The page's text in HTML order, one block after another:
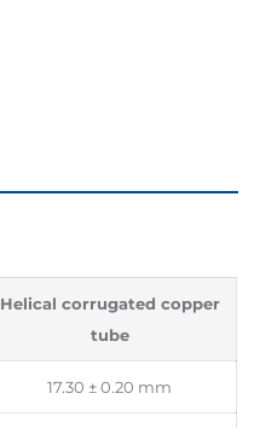
Helical corrugated copper
tube
17.30 ± 0.20 mm